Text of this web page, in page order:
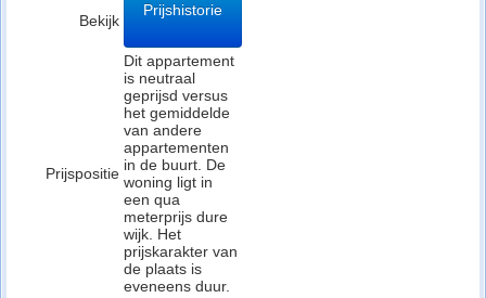
Bekijk
Prijshistorie
Prijspositie
Dit appartement
is neutraal
geprijsd versus
het gemiddelde
van andere
appartementen
in de buurt. De
woning ligt in
een qua
meterprijs dure
wijk. Het
prijskarakter van
de plaats is
eveneens duur.